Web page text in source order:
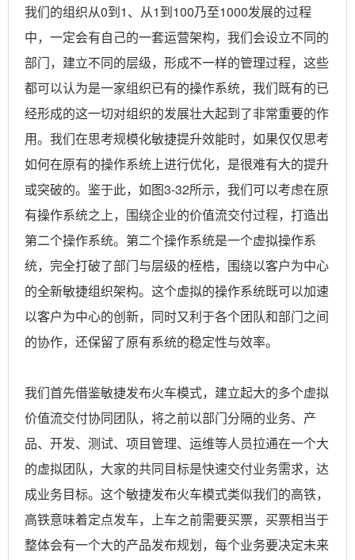
我们的组织从0到1、从1到100乃至1000发展的过程
中，一定会有自己的一套运营架构，我们会设立不同的
部门，建立不同的层级，形成不一样的管理过程，这些
都可以认为是一家组织已有的操作系统，我们既有的已
经形成的这一切对组织的发展壮大起到了非常重要的作
用。我们在思考规模化敏捷提升效能时，如果仅仅思考
如何在原有的操作系统上进行优化，是很难有大的提升
或突破的。鉴于此，如图3-32所示，我们可以考虑在原
有操作系统之上，围绕企业的价值流交付过程，打造出
第二个操作系统。第二个操作系统是一个虚拟操作系
统，完全打破了部门与层级的桎梏，围绕以客户为中心
的全新敏捷组织架构。这个虚拟的操作系统既可以加速
以客户为中心的创新，同时又利于各个团队和部门之间
的协作，还保留了原有系统的稳定性与效率。
我们首先借鉴敏捷发布火车模式，建立起大的多个虚拟
价值流交付协同团队，将之前以部门分隔的业务、产
品、开发、测试、项目管理、运维等人员拉通在一个大
的虚拟团队，大家的共同目标是快速交付业务需求，达
成业务目标。这个敏捷发布火车模式类似我们的高铁，
高铁意味着定点发车，上车之前需要买票，买票相当于
整体会有一个大的产品发布规划，每个业务要决定未来